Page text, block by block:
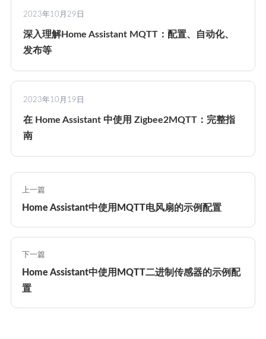
2023年10月29日
深入理解Home Assistant MQTT：配置、自动化、
发布等
2023年10月19日
在 Home Assistant 中使用 Zigbee2MQTT：完整指
南
上一篇
Home Assistant中使用MQTT电风扇的示例配置
下一篇
Home Assistant中使用MQTT二进制传感器的示例配
置